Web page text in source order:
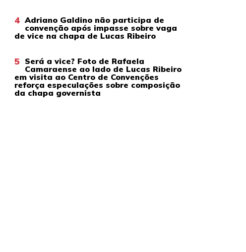
4 Adriano Galdino não participa de
convenção após impasse sobre vaga
de vice na chapa de Lucas Ribeiro
5 Será a vice? Foto de Rafaela
Camaraense ao lado de Lucas Ribeiro
em visita ao Centro de Convenções
reforça especulações sobre composição
da chapa governista